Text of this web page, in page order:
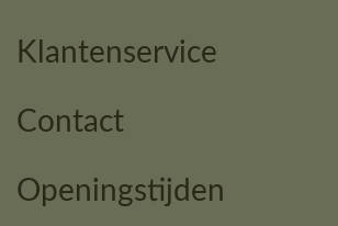
Klantenservice
Contact
Openingstijden